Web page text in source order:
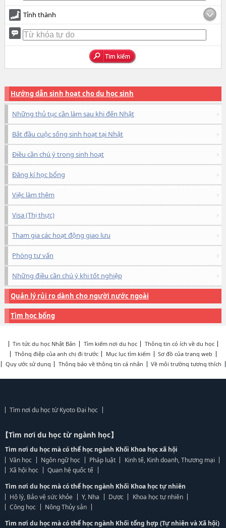
Tỉnh thành
Hướng dẫn sinh hoạt cho du học sinh
Những thủ tục cần làm sau khi đến Nhật
Bắt đầu cuộc sống sinh hoạt tại Nhật
Điều cần chú ý trong sinh hoạt
Đăng kí học bổng
Việc làm thêm
Visa (Thị thực)
Tham gia các hoạt động giao lưu
Phòng tư vấn
Những điều cần chú ý khi tốt nghiệp
Quản lý rủi ro dành cho người nước ngoài
Tìm học bổng
Tin tức du học Nhật Bản Tìm kiếm nơi du học
Thông tin có ích về du học
Thông điệp của anh chị đi trước
Mục lục tìm kiếm
Sơ đồ của trang web
Quy ước sử dụng
Thông báo về thông tin cá nhân Về môi trường tương thích
Tìm nơi du học từ Kyoto Đại học
【Tìm nơi du học từ ngành học】
Tìm nơi du học mà có thể học ngành Khối Khoa học xã hội
Văn học
Ngôn ngữ học Pháp luật
Kinh tế, Kinh doanh, Thương mại
Xã hội học
Quan hệ quốc tế
Tìm nơi du học mà có thể học ngành Khối Khoa học tự nhiên
Hộ lý, Bảo vệ sức khỏe
Y, Nha Dược
Khoa học tự nhiên
Công học
Nông Thủy sản
Tìm nơi du học mà có thể học ngành Khối tổng hợp (Tự nhiên và Xã hội)